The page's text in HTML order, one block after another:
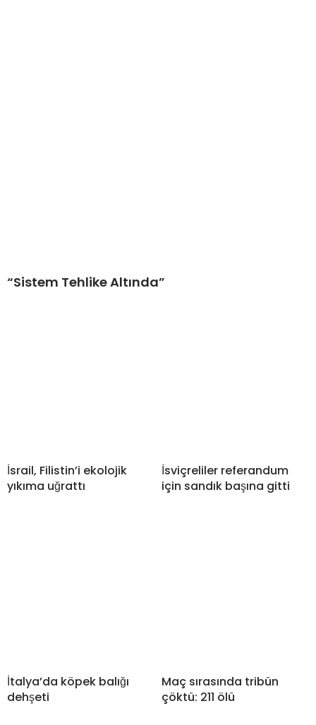
“Sistem Tehlike Altında”
İsrail, Filistin’i ekolojik
yıkıma uğrattı
İsviçreliler referandum
için sandık başına gitti
İtalya’da köpek balığı
dehşeti
Maç sırasında tribün
çöktü: 211 ölü